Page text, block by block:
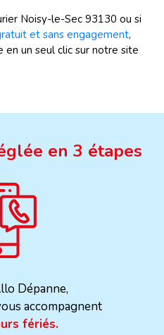
Noisy-le-Sec 93130 ou si
et sans engagement,
un seul clic sur notre site
en 3 étapes
Dépanne,
accompagnent
fériés.